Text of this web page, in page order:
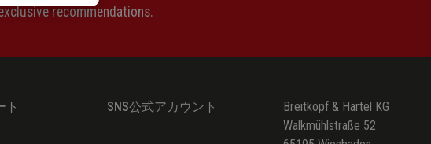
recommendations.
ト SNS公式アカウント
Breitkopf & Härtel KG
Walkmühlstraße 52